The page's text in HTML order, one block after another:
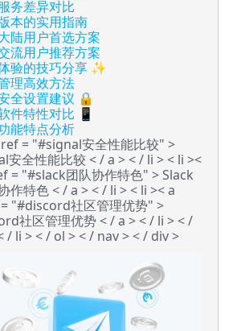
务差异对比
本的实用指南
陆用户首选方案
流用户推荐方案
验的技巧分享 ✨
理高效方法
全设置建议 🔒
件特性对比 📱
能特点分析
= "#signal安全性能比较" >
安全性能比较 < / a > < / li > < li ><
= "#slack团队协作特色" > Slack
作特色 < / a > < / li > < li >< a
"#discord社区管理优势" >
社区管理优势 < / a > < / li > < /
/ li > < / ol > < / nav > < / div >